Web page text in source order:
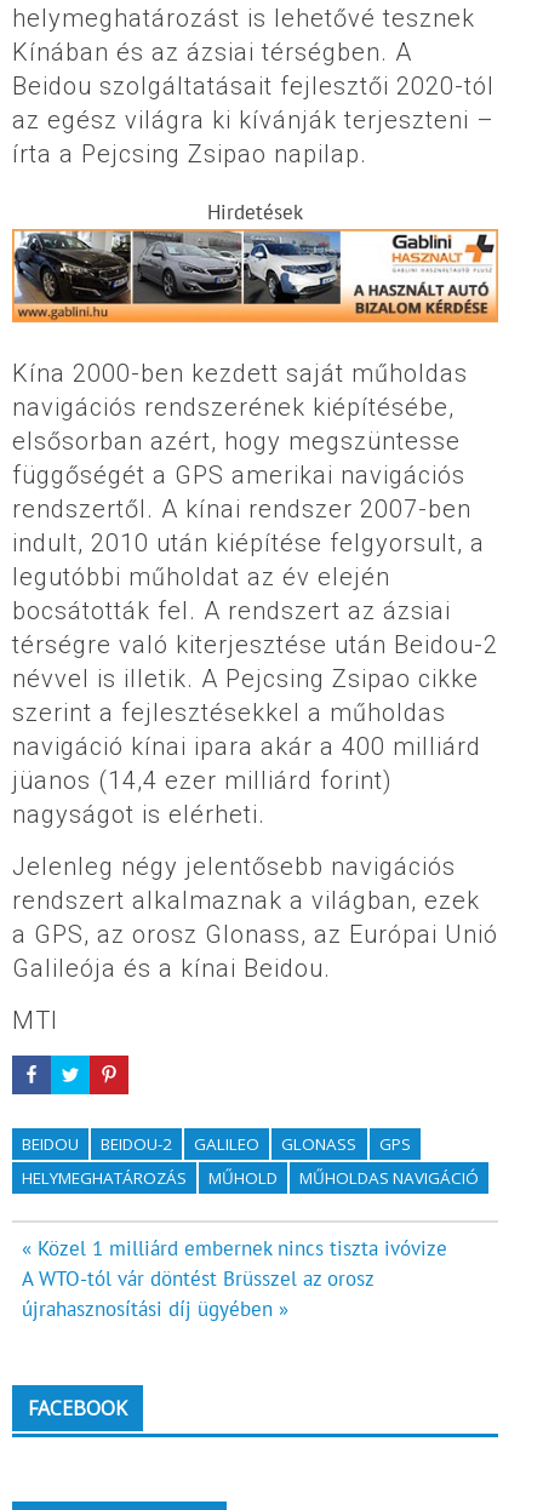
helymeghatározást is lehetővé tesznek
Kínában és az ázsiai térségben. A
Beidou szolgáltatásait fejlesztői 2020-tól
az egész világra ki kívánják terjeszteni –
írta a Pejcsing Zsipao napilap.
Hirdetések
Kína 2000-ben kezdett saját műholdas
navigációs rendszerének kiépítésébe,
elsősorban azért, hogy megszüntesse
függőségét a GPS amerikai navigációs
rendszertől. A kínai rendszer 2007-ben
indult, 2010 után kiépítése felgyorsult, a
legutóbbi műholdat az év elején
bocsátották fel. A rendszert az ázsiai
térségre való kiterjesztése után Beidou-2
névvel is illetik. A Pejcsing Zsipao cikke
szerint a fejlesztésekkel a műholdas
navigáció kínai ipara akár a 400 milliárd
jüanos (14,4 ezer milliárd forint)
nagyságot is elérheti.
Jelenleg négy jelentősebb navigációs
rendszert alkalmaznak a világban, ezek
a GPS, az orosz Glonass, az Európai Unió
Galileója és a kínai Beidou.
MTI
BEIDOU BEIDOU-2 GALILEO GLONASS
GPS
HELYMEGHATÁROZÁS
MŰHOLD MŰHOLDAS NAVIGÁCIÓ
Bejegyzés
navigáció
« Közel 1 milliárd embernek nincs tiszta ivóvize
A WTO-tól vár döntést Brüsszel az orosz
újrahasznosítási díj ügyében »
FACEBOOK